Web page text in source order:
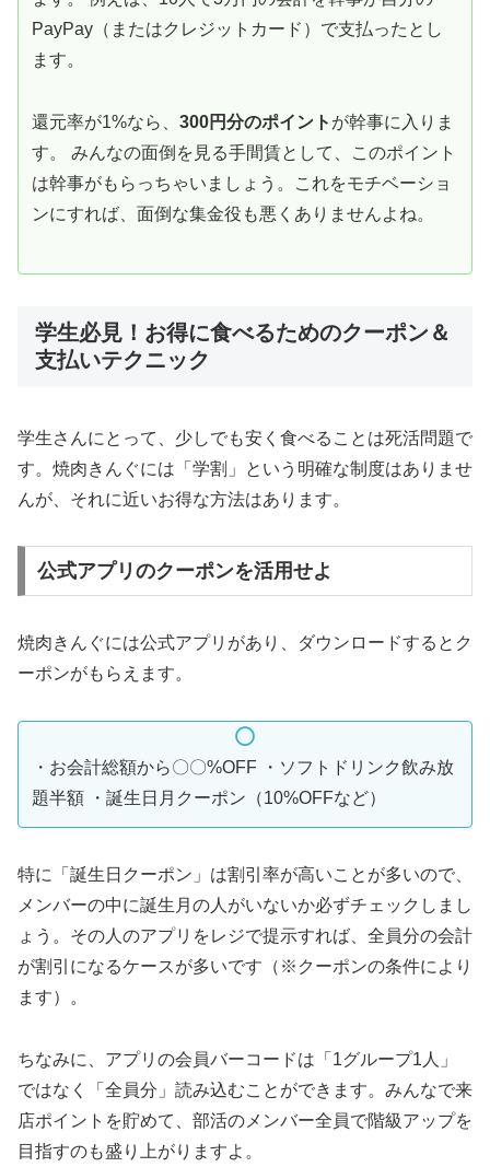
PayPay（またはクレジットカード）で支払ったとし
ます。
還元率が1%なら、 300円分のポイント が幹事に入りま
す。 みんなの面倒を見る手間賃として、このポイント
は幹事がもらっちゃいましょう。これをモチベーショ
ンにすれば、面倒な集金役も悪くありませんよね。
学生必見！お得に食べるためのクーポン＆
支払いテクニック
学生さんにとって、少しでも安く食べることは死活問題で
す。焼肉きんぐには「学割」という明確な制度はありませ
んが、それに近いお得な方法はあります。
公式アプリのクーポンを活用せよ
焼肉きんぐには公式アプリがあり、ダウンロードするとク
ーポンがもらえます。
・お会計総額から〇〇%OFF ・ソフトドリンク飲み放
題半額 ・誕生日月クーポン（10%OFFなど）
特に「誕生日クーポン」は割引率が高いことが多いので、
メンバーの中に誕生月の人がいないか必ずチェックしまし
ょう。その人のアプリをレジで提示すれば、全員分の会計
が割引になるケースが多いです（※クーポンの条件により
ます）。
ちなみに、アプリの会員バーコードは「1グループ1人」
ではなく「全員分」読み込むことができます。みんなで来
店ポイントを貯めて、部活のメンバー全員で階級アップを
目指すのも盛り上がりますよ。